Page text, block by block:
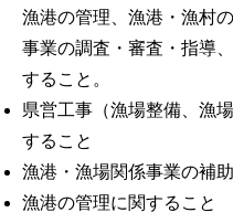
漁港の管理、漁港・漁村
事業の調査・審査・指導
すること。
県営工事（漁場整備、漁
すること
漁港・漁場関係事業の補
漁港の管理に関すること